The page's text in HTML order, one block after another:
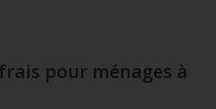
pour ménages à